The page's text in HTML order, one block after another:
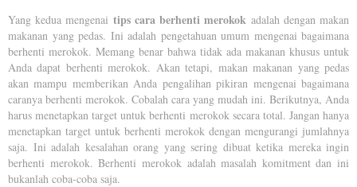
Yang kedua mengenai tips cara berhenti merokok adalah dengan makan
makanan yang pedas. Ini adalah pengetahuan umum mengenai bagaimana
berhenti merokok. Memang benar bahwa tidak ada makanan khusus untuk
Anda dapat berhenti merokok. Akan tetapi, makan makanan yang pedas
akan mampu memberikan Anda pengalihan pikiran mengenai bagaimana
caranya berhenti merokok. Cobalah cara yang mudah ini. Berikutnya, Anda
harus menetapkan target untuk berhenti merokok secara total. Jangan hanya
menetapkan target untuk berhenti merokok dengan mengurangi jumlahnya
saja. Ini adalah kesalahan orang yang sering dibuat ketika mereka ingin
berhenti merokok. Berhenti merokok adalah masalah komitment dan ini
bukanlah coba-coba saja.